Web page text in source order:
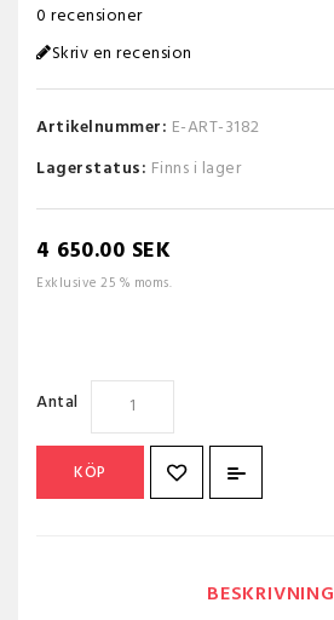
0 recensioner
Skriv en recension
Artikelnummer: E-ART-3182
Lagerstatus: Finns i lager
4 650.00 SEK
Exklusive 25 % moms.
Antal
KÖP
BESKRIVNING